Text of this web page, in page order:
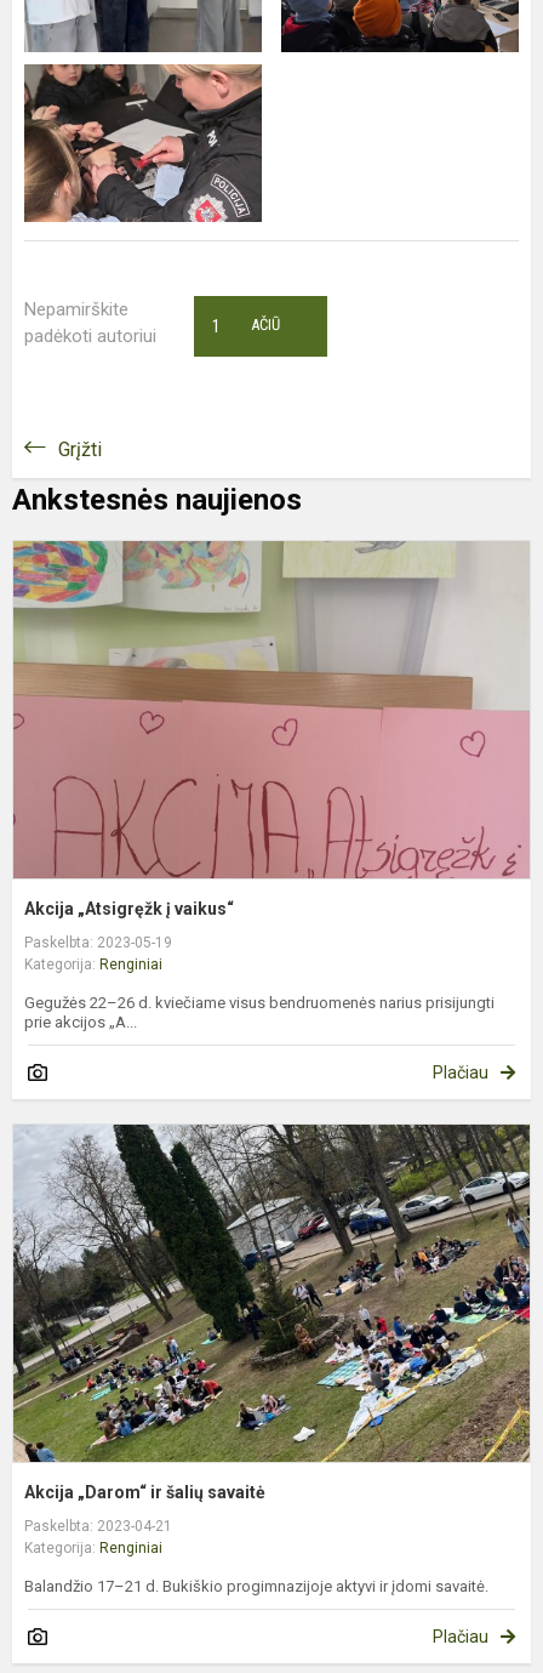
Nepamirškite
padėkoti autoriui
AČIŪ
1
Grįžti
Ankstesnės naujienos
Akcija „Atsigręžk į vaikus“
Paskelbta: 2023-05-19
Kategorija: Renginiai
Gegužės 22–26 d. kviečiame visus bendruomenės narius prisijungti
prie akcijos „A...
Plačiau
Akcija „Darom“ ir šalių savaitė
Paskelbta: 2023-04-21
Kategorija: Renginiai
Balandžio 17–21 d. Bukiškio progimnazijoje aktyvi ir įdomi savaitė.
Plačiau